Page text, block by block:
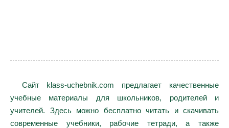
Сайт klass-uchebnik.com предлагает качественные
учебные материалы для школьников, родителей и
учителей. Здесь можно бесплатно читать и скачивать
современные учебники, рабочие тетради, а также